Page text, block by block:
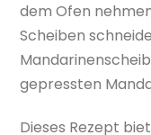
dem Ofen
Scheiben
gepressten
Dieses Rezept